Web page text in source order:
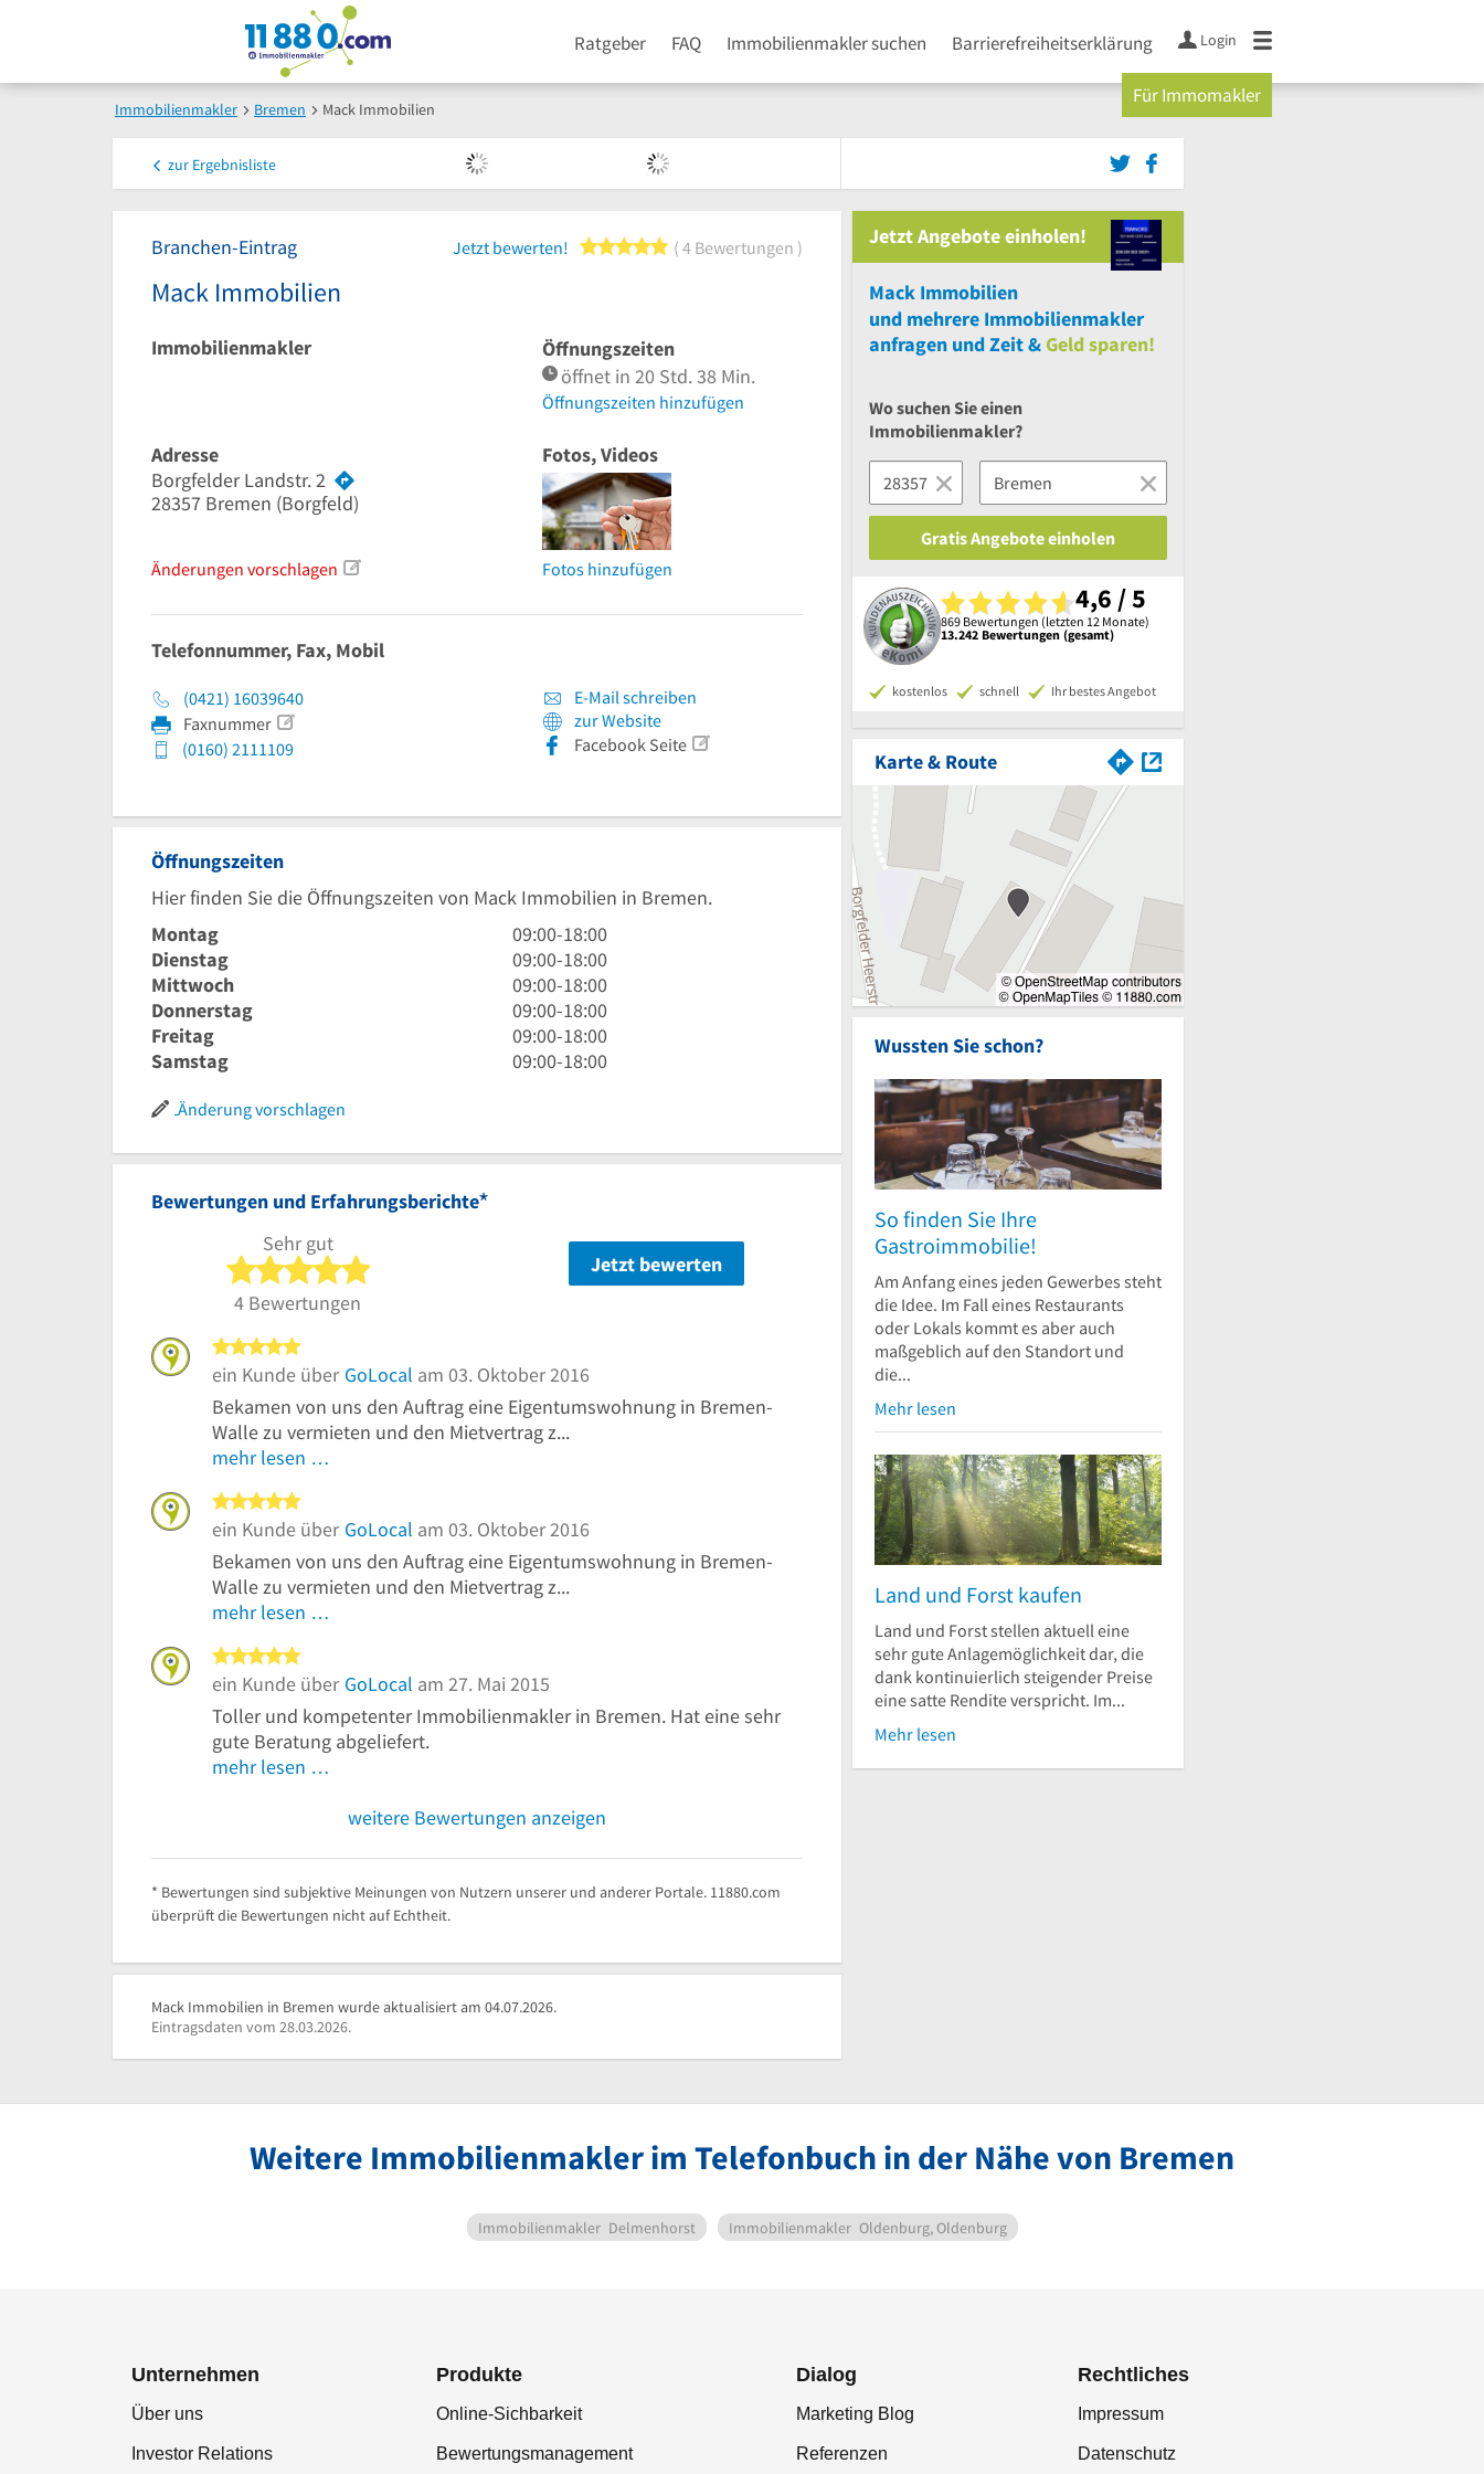
Ratgeber FAQ Immobilienmakler suchen Barrierefreiheitserklärung Login
Für Immomakler
Immobilienmakler Bremen Mack Immobilien
zur Ergebnisliste
Branchen-Eintrag Jetzt bewerten! 5 von 5 Sternen
4 Bewertungen
Mack Immobilien
Immobilienmakler
Öffnungszeiten
öffnet in 20 Std. 38 Min.
Öffnungszeiten hinzufügen
Adresse
Borgfelder Landstr. 2
28357 Bremen (Borgfeld)
Änderungen vorschlagen
Fotos, Videos
Fotos hinzufügen
Telefonnummer, Fax, Mobil
(0421) 16039640
Faxnummer
(0160) 2111109
E-Mail schreiben
zur Website
Facebook Seite
Öffnungszeiten
Hier finden Sie die Öffnungszeiten von Mack Immobilien in Bremen.
Montag
9
Uhr
bis
18
Uhr
09:00-18:00
Dienstag
9
Uhr
bis
18
Uhr
09:00-18:00
Mittwoch
9
Uhr
bis
18
09:00-18:00
Donnerstag
9
Uhr
bis
09:00-18:00
Freitag
9
Uhr
09:00-18:00
Samstag
9
Uhr
09:00-18:00
Änderung vorschlagen
Bewertungen und Erfahrungsberichte*
Sehr gut
5 von 5 Sternen
4 Bewertungen
Jetzt bewerten
ein Kunde über GoLocal am 03. Oktober 2016
Bekamen von uns den Auftrag eine Eigentumswohnung in Bremen-
Walle zu vermieten und den Mietvertrag z...
mehr lesen …
ein Kunde über GoLocal am 03. Oktober 2016
Bekamen von uns den Auftrag eine Eigentumswohnung in Bremen-
Walle zu vermieten und den Mietvertrag z...
mehr lesen …
ein Kunde über GoLocal am 27. Mai 2015
Toller und kompetenter Immobilienmakler in Bremen. Hat eine sehr
gute Beratung abgeliefert.
mehr lesen …
weitere Bewertungen anzeigen
* Bewertungen sind subjektive Meinungen von Nutzern unserer und anderer Portale. 11880.com
überprüft die Bewertungen nicht auf Echtheit.
Mack Immobilien in Bremen wurde aktualisiert am 04.07.2026.
Eintragsdaten vom 28.03.2026.
Jetzt Angebote einholen!
Mack Immobilien
und mehrere Immobilienmakler
anfragen und Zeit &Geld sparen!
Wo suchen Sie einen
Immobilienmakler?
Gratis Angebote einholen
4,6 / 5
869 Bewertungen (letzten 12 Monate)
13.242 Bewertungen (gesamt)
kostenlos schnell Ihr bestes Angebot
Karte & Route
Wussten Sie schon?
So finden Sie Ihre
Gastroimmobilie!
Am Anfang eines jeden Gewerbes steht
die Idee. Im Fall eines Restaurants
oder Lokals kommt es aber auch
maßgeblich auf den Standort und
die...
Mehr lesen
Land und Forst kaufen
Land und Forst stellen aktuell eine
sehr gute Anlagemöglichkeit dar, die
dank kontinuierlich steigender Preise
eine satte Rendite verspricht. Im...
Mehr lesen
Weitere Immobilienmakler im Telefonbuch in der Nähe von Bremen
Immobilienmakler Delmenhorst Immobilienmakler Oldenburg, Oldenburg
Unternehmen
Über uns
Investor Relations
Produkte
Online-Sichbarkeit
Bewertungsmanagement
Dialog
Marketing Blog
Referenzen
Rechtliches
Impressum
Datenschutz